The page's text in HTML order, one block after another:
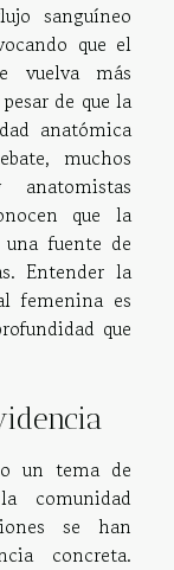
sanguíneo
que el
vuelva más
de que la
anatómica
muchos
que la
fuente de
Entender la
femenina es
que
un tema de
comunidad
se han
concreta.